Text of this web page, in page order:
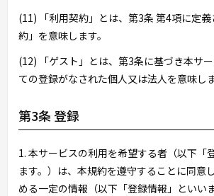
(11) 「利用契約」とは、第3条 第4項に定
約」を意味します。
(12) 「ゲスト」とは、第3条に基づき本サ
ての登録がなされた個人又は法人を意味しま
第3条 登録
1. 本サービスの利用を希望する者（以下「
ます。）は、本規約を遵守することに同意
める一定の情報（以下「登録情報」といい